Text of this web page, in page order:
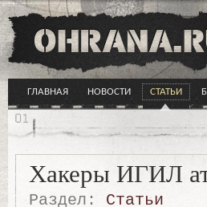
ГЛАВНАЯ НОВОСТИ СТАТЬИ
Хакеры ИГИЛ
Раздел:
Статьи